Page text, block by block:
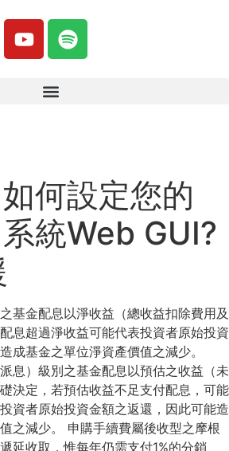
何設定您的
統Web GUI?
基金配息以淨收益（總收益扣除費用及
息超過淨收益可能代表投資者原始投資
成基金之單位淨資產價值之減少。
息）級別之基金配息以預估之收益（未
決定，若預估收益不足支付配息，可能
資者原始投資金額之返還，因此可能造
之減少。 申購手續費屬後收型之摩根
延收取，惟每年仍需支付1%的分銷